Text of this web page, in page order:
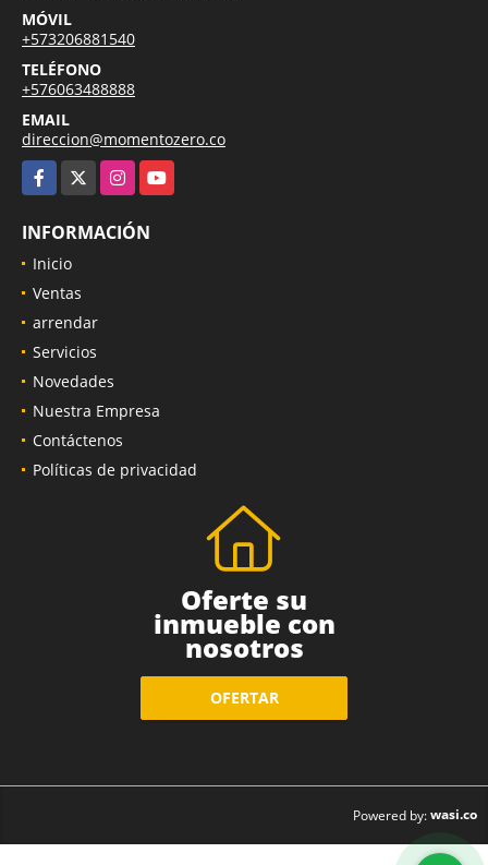
MÓVIL
+573206881540
TELÉFONO
+576063488888
EMAIL
direccion@momentozero.co
Facebook
InstagramYouTube
INFORMACIÓN
Inicio
Ventas
arrendar
Servicios
Novedades
Nuestra Empresa
Contáctenos
Políticas de privacidad
Oferte su
inmueble con
nosotros
OFERTAR
Powered by:wasi.co